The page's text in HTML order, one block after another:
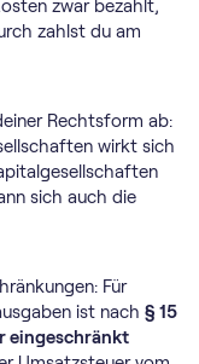
zwar bezahlt,
zahlst du am
Rechtsform ab:
wirkt sich
sich auch die
Für
ist nach § 15
eingeschränkt